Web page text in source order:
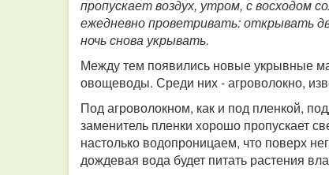
пропускает воздух, утром, с восходом
ежедневно проветривать: открывать
ночь снова укрывать.
Между тем появились новые укрывные
овощеводы. Среди них - агроволокно,
Под агроволокном, как и под пленкой,
заменитель пленки хорошо пропускает
настолько водопроницаем, что поверх
дождевая вода будет питать растения